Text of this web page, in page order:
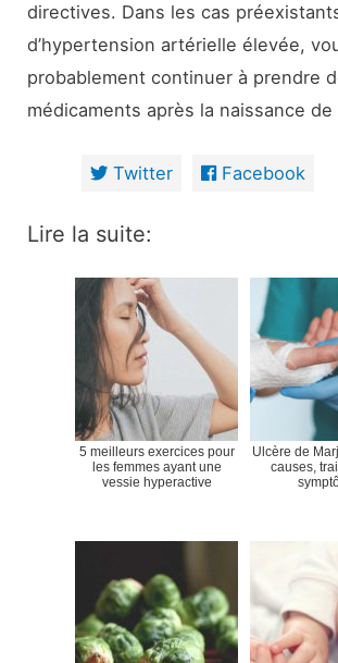
directives. Dans les cas
d’hypertension artérielle élevée,
probablement continuer à prendre
médicaments après la naissance
Twitter Facebook
Lire la suite:
5 meilleurs exercices pour
les femmes ayant une
vessie hyperactive
Ulcère de
causes,